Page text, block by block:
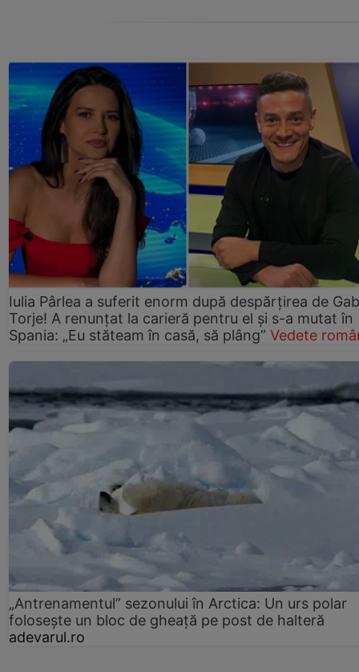
Iulia Pârlea a suferit enorm după despărțirea de
Torje! A renunțat la carieră pentru el și s-a mutat în
Spania: „Eu stăteam în casă, să plâng” Vedete
„Antrenamentul” sezonului în Arctica: Un urs polar
folosește un bloc de gheață pe post de halteră
adevarul.ro